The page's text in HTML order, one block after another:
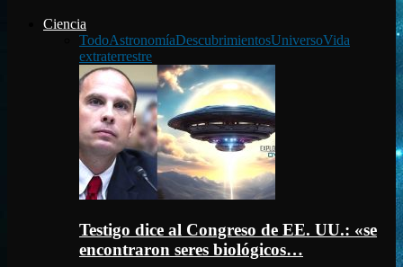
Ciencia
TodoAstronomíaDescubrimientosUniversoVida
extraterrestre
Testigo dice al Congreso de EE. UU.: «se
encontraron seres biológicos…